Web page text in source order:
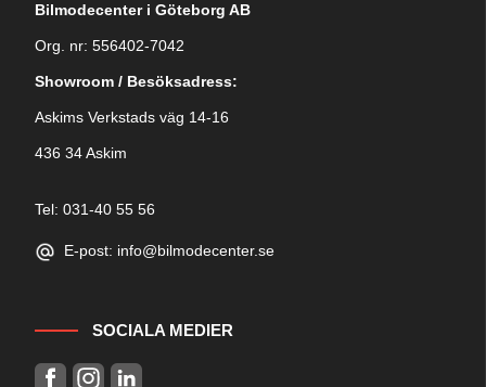
Bilmodecenter i Göteborg AB
Org. nr: 556402-7042
Showroom / Besöksadress:
Askims Verkstads väg 14-16
436 34 Askim
Tel: 031-40 55 56
E-post: info@bilmodecenter.se
SOCIALA MEDIER